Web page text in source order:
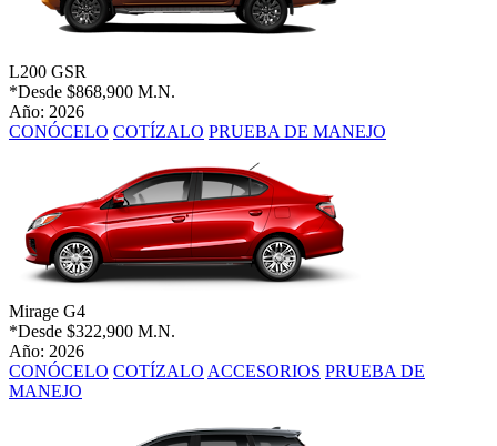
L200 GSR
*Desde $868,900 M.N.
Año: 2026
CONÓCELO COTÍZALO PRUEBA DE MANEJO
Mirage G4
*Desde $322,900 M.N.
Año: 2026
CONÓCELO COTÍZALO ACCESORIOS PRUEBA DE
MANEJO